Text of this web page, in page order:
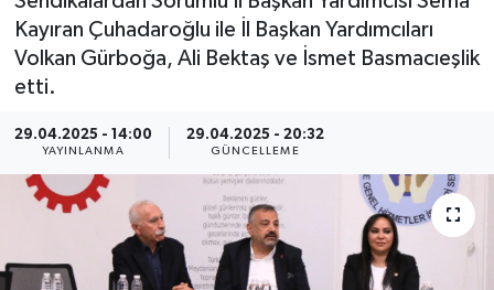
Kayıran Çuhadaroğlu ile İl Başkan Yardımcıları
Volkan Gürboğa, Ali Bektaş ve İsmet Basmacıeşlik
etti.
29.04.2025 - 14:00
YAYINLANMA
29.04.2025 - 20:32
GÜNCELLEME
Röportajlar